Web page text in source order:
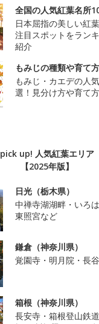
全国の人気紅葉名所
日本屈指の美しい紅
注目スポットをラン
紹介
もみじの種類や育て方
もみじ・カエデの人
選！見分け方や育て
pick up! 人気紅葉エリア
【2025年版】
日光（栃木県）
中禅寺湖湖畔・いろ
東照宮など
鎌倉（神奈川県）
覚園寺・明月院・長
箱根（神奈川県）
長安寺・箱根登山鉄